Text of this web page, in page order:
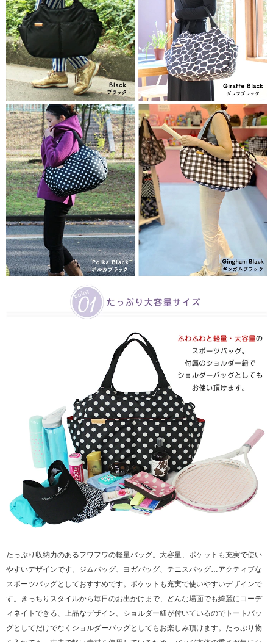
たっぷり収納力のあるフワフワの軽量バッグ。大容量、ポケットも充実で使い
やすいデザインです。ジムバッグ、ヨガバッグ、テニスバッグ…アクティブな
スポーツバッグとしておすすめです。ポケットも充実で使いやすいデザインで
す。きっちりスタイルから毎日のお出かけまで、どんな場面でも綺麗にコーデ
ィネイトできる、上品なデザイン。ショルダー紐が付いているのでトートバッ
グとしてだけでなくショルダーバッグとしてもお楽しみ頂けます。たっぷり物